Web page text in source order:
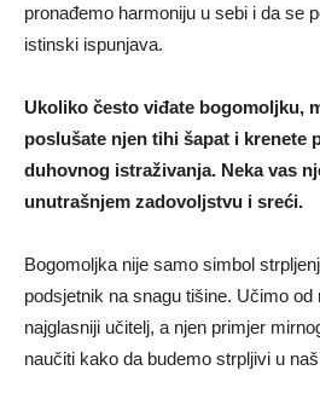
pronađemo harmoniju u sebi i da se
istinski ispunjava.
Ukoliko često viđate bogomoljku,
poslušate njen tihi šapat i krenete
duhovnog istraživanja. Neka vas
unutrašnjem zadovoljstvu i sreći.
Bogomoljka nije samo simbol
podsjetnik na snagu tišine. Učimo od
najglasniji učitelj, a njen primjer
naučiti kako da budemo strpljivi u